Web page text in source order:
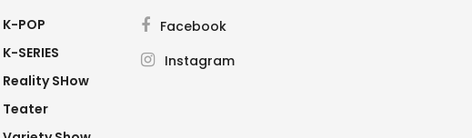
K-POP
K-SERIES
Reality SHow
Teater
Facebook
Instagram